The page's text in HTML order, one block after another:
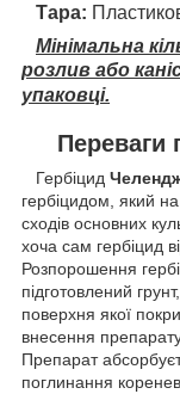
Тара:
Мінімальна
розлив або
упаковці.
Переваги
Гербіцид
гербіцидом, який
сходів основних
хоча сам гербіцид
Розпорошення
підготовлений
поверхня якої
внесення
Препарат
поглинання